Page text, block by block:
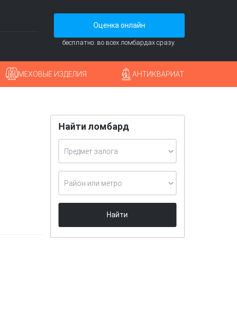
Оценка онлайн
бесплатно. во всех ломбардах сразу.
МЕХОВЫЕ ИЗДЕЛИЯ АНТИКВАРИАТ
Найти ломбард
Предмет залога
Район или метро
Найти